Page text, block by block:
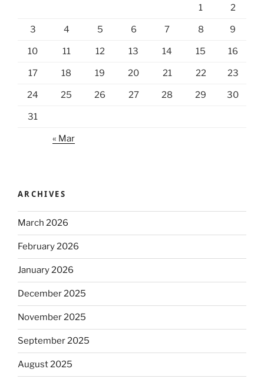
1 2
3 4 5 6 7 8 9
10 11 12 13 14 15 16
17 18 19 20 21 22 23
24 25 26 27 28 29 30
31
« Mar
ARCHIVES
March 2026
February 2026
January 2026
December 2025
November 2025
September 2025
August 2025